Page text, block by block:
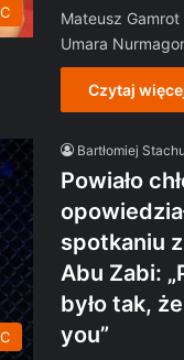
Mateusz
Umara
Czytaj
Bartłomiej
Powiało
spotkaniu
Abu Zabi:
było tak,
you”